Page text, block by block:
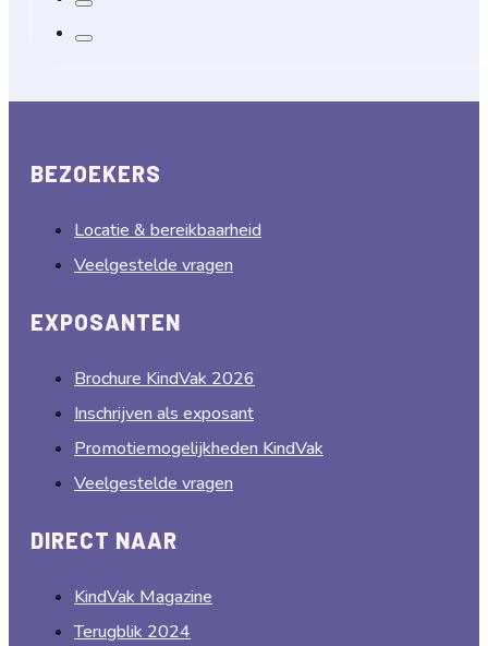
BEZOEKERS
Locatie & bereikbaarheid
Veelgestelde vragen
EXPOSANTEN
Brochure KindVak 2026
Inschrijven als exposant
Promotiemogelijkheden KindVak
Veelgestelde vragen
DIRECT NAAR
KindVak Magazine
Terugblik 2024